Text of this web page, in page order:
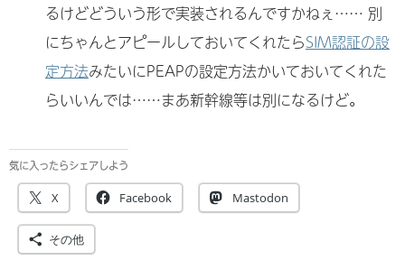
るけどどういう形で実装されるんですかねぇ…… 別
にちゃんとアピールしておいてくれたらSIM認証の設
定方法みたいにPEAPの設定方法かいておいてくれた
らいいんでは……まあ新幹線等は別になるけど。
気に入ったらシェアしよう
X Facebook Mastodon
その他